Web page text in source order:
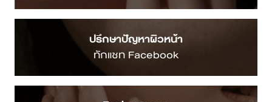
ปรึกษาปัญหาผิวหน้า
ทักแชท Facebook